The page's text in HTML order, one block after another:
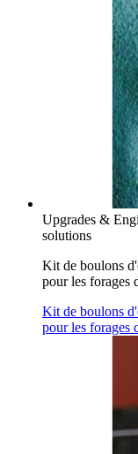
Upgrades &
solutions
Kit de boulons
pour les forages
Kit de boulons
pour les forages